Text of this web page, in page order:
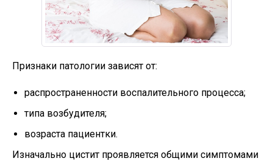
Признаки патологии зависят от:
распространенности воспалительного процесса;
типа возбудителя;
возраста пациентки.
Изначально цистит проявляется общими симптомами